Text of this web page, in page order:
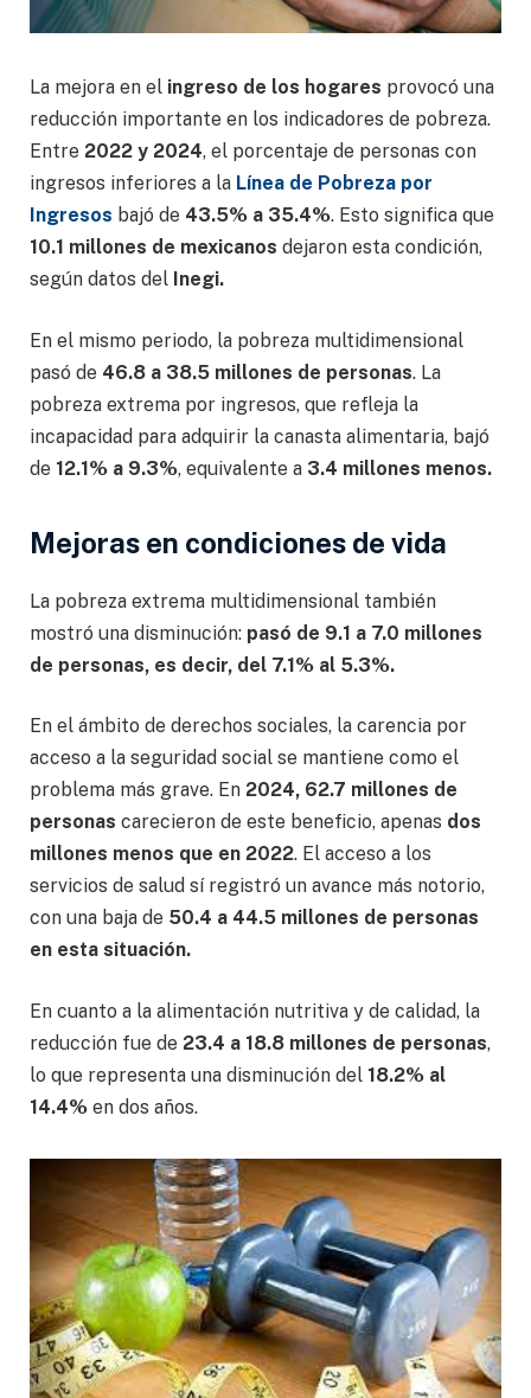
La mejora en el ingreso de los hogares provocó una
reducción importante en los indicadores de pobreza.
Entre 2022 y 2024, el porcentaje de personas con
ingresos inferiores a la Línea de Pobreza por
Ingresos bajó de 43.5% a 35.4%. Esto significa que
10.1 millones de mexicanos dejaron esta condición,
según datos del Inegi.
En el mismo periodo, la pobreza multidimensional
pasó de 46.8 a 38.5 millones de personas. La
pobreza extrema por ingresos, que refleja la
incapacidad para adquirir la canasta alimentaria, bajó
de 12.1% a 9.3%, equivalente a 3.4 millones menos.
Mejoras en condiciones de vida
La pobreza extrema multidimensional también
mostró una disminución: pasó de 9.1 a 7.0 millones
de personas, es decir, del 7.1% al 5.3%.
En el ámbito de derechos sociales, la carencia por
acceso a la seguridad social se mantiene como el
problema más grave. En 2024, 62.7 millones de
personas carecieron de este beneficio, apenas dos
millones menos que en 2022. El acceso a los
servicios de salud sí registró un avance más notorio,
con una baja de 50.4 a 44.5 millones de personas
en esta situación.
En cuanto a la alimentación nutritiva y de calidad, la
reducción fue de 23.4 a 18.8 millones de personas,
lo que representa una disminución del 18.2% al
14.4% en dos años.